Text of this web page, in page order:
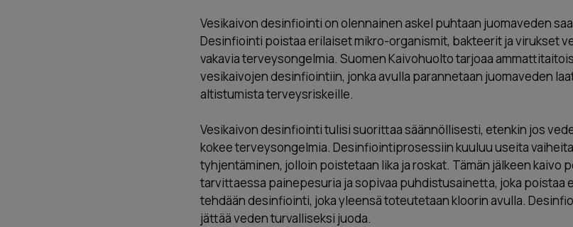
Vesikaivon desinfiointi on olennainen askel puhtaan juomaveden
Desinfiointi poistaa erilaiset mikro-organismit, bakteerit ja virukset
vakavia terveysongelmia. Suomen Kaivohuolto tarjoaa
vesikaivojen desinfiointiin, jonka avulla parannetaan juomaveden
altistumista terveysriskeille.
Vesikaivon desinfiointi tulisi suorittaa säännöllisesti, etenkin jos
kokee terveysongelmia. Desinfiointiprosessiin kuuluu useita
tyhjentäminen, jolloin poistetaan lika ja roskat. Tämän jälkeen kaivo
tarvittaessa painepesuria ja sopivaa puhdistusainetta, joka poistaa
tehdään desinfiointi, joka yleensä toteutetaan kloorin avulla.
jättää veden turvalliseksi juoda.